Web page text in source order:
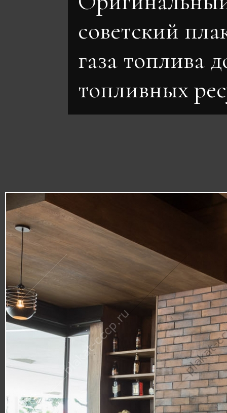
советский
газа топлива
топливных